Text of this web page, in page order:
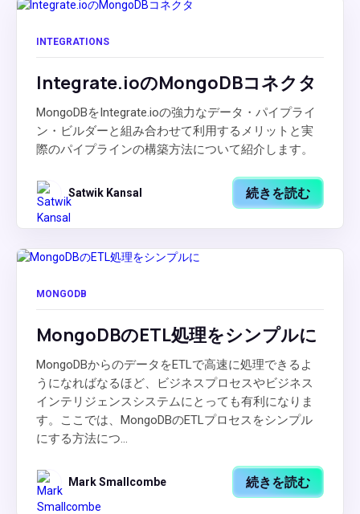
INTEGRATIONS
Integrate.ioのMongoDBコネクタ
MongoDBをIntegrate.ioの強力なデータ・パイプライ
ン・ビルダーと組み合わせて利用するメリットと実
際のパイプラインの構築方法について紹介します。
Satwik Kansal 続きを読む
MONGODB
MongoDBのETL処理をシンプルに
MongoDBからのデータをETLで高速に処理できるよ
うになればなるほど、ビジネスプロセスやビジネス
インテリジェンスシステムにとっても有利になりま
す。ここでは、MongoDBのETLプロセスをシンプル
にする方法につ...
Mark Smallcombe 続きを読む